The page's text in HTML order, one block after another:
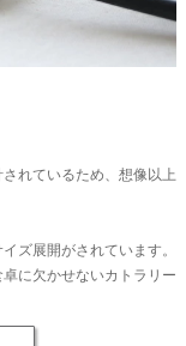
れているため、想像以上
ズ展開がされています。
に欠かせないカトラリー